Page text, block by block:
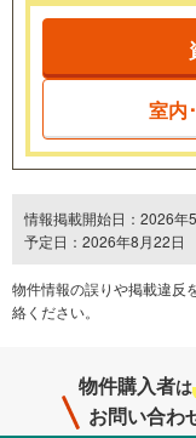
室内
情報掲載開始日：2026年
予定日：2026年8月22日
物件情報の誤りや掲載違反
絡ください。
物件購入者は
お問い合わ